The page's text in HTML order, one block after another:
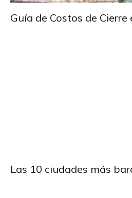
Guía de Costos de
Las 10 ciudades más